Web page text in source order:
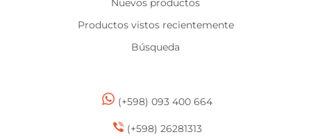
Nuevos productos
Productos vistos recientemente
Búsqueda
(+598) 093 400 664
(+598) 26281313